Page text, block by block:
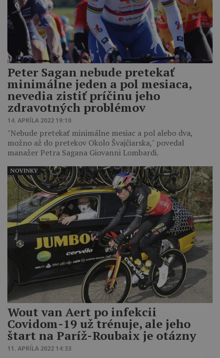
Peter Sagan nebude pretekať
minimálne jeden a pol mesiaca,
nevedia zistiť príčinu jeho
zdravotných problémov
14. APRÍLA 2022 19:10
"Nebude pretekať minimálne mesiac a pol alebo dva,
možno až do pretekov Okolo Švajčiarska," povedal
manažer Petra Sagana Giovanni Lombardi.
Wout van Aert po infekcii
Covidom-19 už trénuje, ale jeho
štart na Paríž-Roubaix je otázny
11. APRÍLA 2022 14:33
NOVINKY